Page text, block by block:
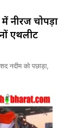
नीरज चोपड़ा
एथलीट
नदीम को पछाड़ा,